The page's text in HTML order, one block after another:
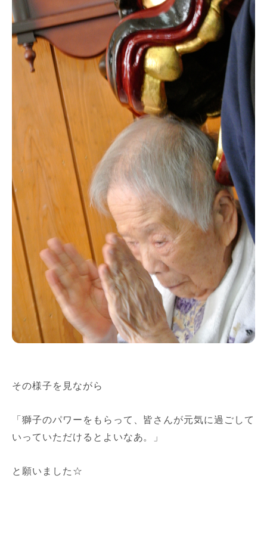
その様子を見ながら
「獅子のパワーをもらって、皆さんが元気に過ごして
いっていただけるとよいなあ。」
と願いました☆